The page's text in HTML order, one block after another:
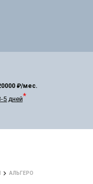
₽/мес.
5 дней*
АЛЬГЕРО